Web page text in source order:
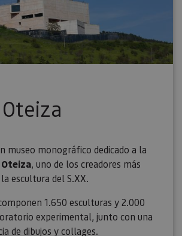
museo monográfico dedicado a la
, uno de los creadores más
escultura del S.XX.
1.650 esculturas y 2.000
experimental, junto con una
de dibujos y collages.